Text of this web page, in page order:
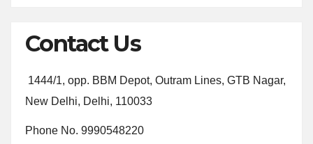
Contact Us
1444/1, opp. BBM Depot, Outram Lines, GTB Nagar,
New Delhi, Delhi, 110033
Phone No. 9990548220